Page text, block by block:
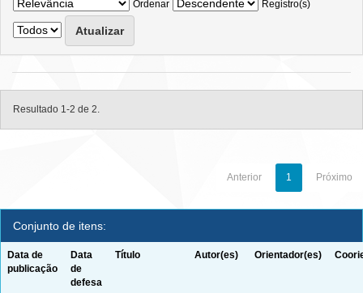
Ordenar
Registro(s)
Resultado 1-2 de 2.
Anterior 1 Próximo
Conjunto de itens:
Data de
publicação
Data
de
defesa
Título Autor(es) Orientador(es)